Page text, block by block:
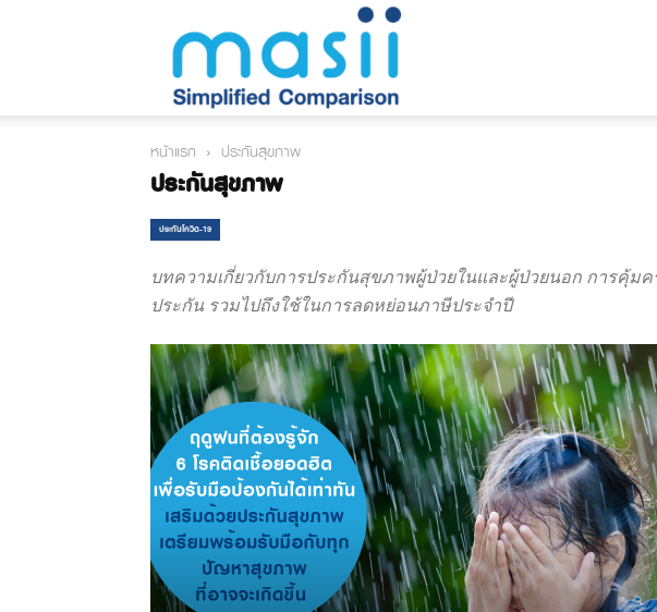
ล็อก
|
masii
หน้าแรก ประกันสุขภาพ
ประกันสุขภาพ
ประกันโควิด-19
บทความเกี่ยวกับการประกันสุขภาพผู้ป่วยในและผู้ป่วยนอก การคุ้ม
ประกัน รวมไปถึงใช้ในการลดหย่อนภาษีประจำปี